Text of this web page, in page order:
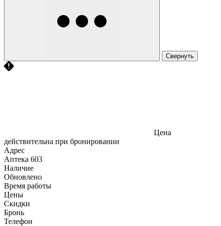
Свернуть
Цена
действительна при бронировании
Адрес
Аптека 603
Наличие
Обновлено
Время работы
Цены
Скидки
Бронь
Телефон